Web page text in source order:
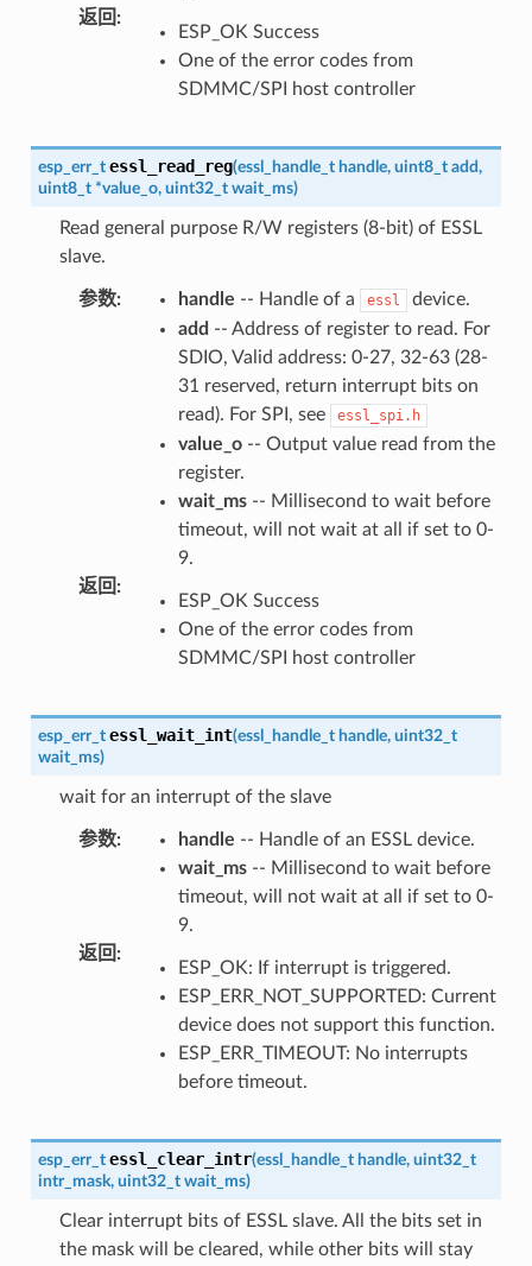
返回 :
ESP_OK Success
One of the error codes from
SDMMC/SPI host controller
esp_err_t essl_read_reg(essl_handle_t handle, uint8_t add,
uint8_t *value_o, uint32_t wait_ms)
Read general purpose R/W registers (8-bit) of ESSL
slave.
参数: handle -- Handle of a essl
device.
add -- Address of register to read. For
SDIO, Valid address: 0-27, 32-63 (28-
31 reserved, return interrupt bits on
read). For SPI, see
essl_spi.h
value_o-- Output value read from the
register.
wait_ms-- Millisecond to wait before
timeout, will not wait at all if set to 0-
9.
返回 :
ESP_OK Success
One of the error codes from
SDMMC/SPI host controller
esp_err_t essl_wait_int(essl_handle_t handle, uint32_t
wait_ms)
wait for an interrupt of the slave
参数: handle -- Handle of an ESSL device.
wait_ms-- Millisecond to wait before
timeout, will not wait at all if set to 0-
9.
返回 :
ESP_OK: If interrupt is triggered.
ESP_ERR_NOT_SUPPORTED: Current
device does not support this function.
ESP_ERR_TIMEOUT: No interrupts
before timeout.
esp_err_t essl_clear_intr(essl_handle_t handle, uint32_t
intr_mask, uint32_t wait_ms)
Clear interrupt bits of ESSL slave. All the bits set in
the mask will be cleared, while other bits will stay